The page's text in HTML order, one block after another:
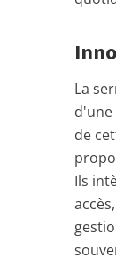
La
d'une
de
Ils